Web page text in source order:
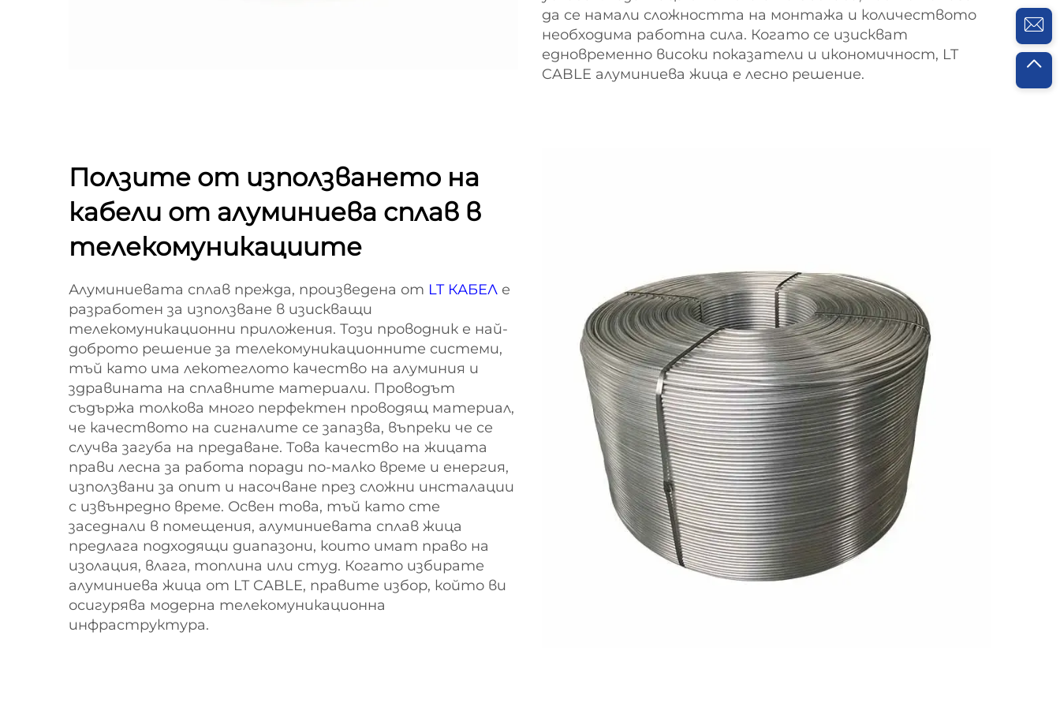
да се намали сложността на монтажа и количеството
необходима работна сила. Когато се изискват
едновременно високи показатели и икономичност, LT
CABLE алуминиева жица е лесно решение.
Ползите от използването на
кабели от алуминиева сплав в
телекомуникациите
Алуминиевата сплав прежда, произведена от LT КАБЕЛ е
разработен за използване в изискващи
телекомуникационни приложения. Този проводник е най-
доброто решение за телекомуникационните системи,
тъй като има лекотеглото качество на алуминия и
здравината на сплавните материали. Проводът
съдържа толкова много перфектен проводящ материал,
че качеството на сигналите се запазва, въпреки че се
случва загуба на предаване. Това качество на жицата
прави лесна за работа поради по-малко време и енергия,
използвани за опит и насочване през сложни инсталации
с извънредно време. Освен това, тъй като сте
заседнали в помещения, алуминиевата сплав жица
предлага подходящи диапазони, които имат право на
изолация, влага, топлина или студ. Когато избирате
алуминиева жица от LT CABLE, правите избор, който ви
осигурява модерна телекомуникационна
инфраструктура.